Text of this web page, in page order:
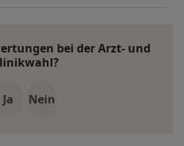
bei der Arzt- und
Ja Nein